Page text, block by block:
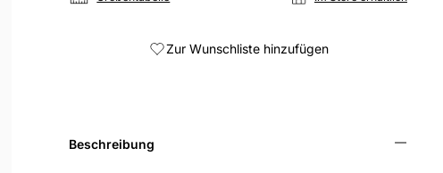
Zur Wunschliste hinzufügen
Beschreibung